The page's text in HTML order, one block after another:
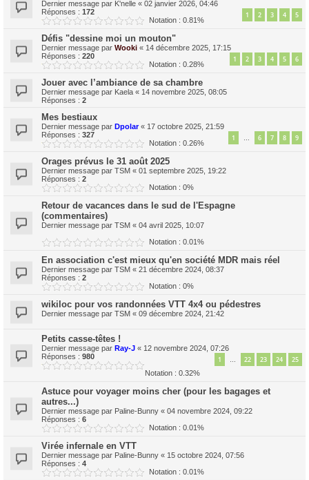
Dernier message par K'nelle « 02 janvier 2026, 04:46
Réponses : 172 1 2 3 4 5
Notation : 0.81%
Défis "dessine moi un mouton"
Dernier message par Wooki « 14 décembre 2025, 17:15
Réponses : 220 1 2 3 4 5 6
Notation : 0.28%
Jouer avec l’ambiance de sa chambre
Dernier message par Kaela « 14 novembre 2025, 08:05
Réponses : 2
Mes bestiaux
Dernier message par Dpolar« 17 octobre 2025, 21:59
Réponses : 327 1 … 6 7 8 9
Notation : 0.26%
Orages prévus le 31 août 2025
Dernier message par TSM « 01 septembre 2025, 19:22
Réponses : 2
Notation : 0%
Retour de vacances dans le sud de l'Espagne
(commentaires)
Dernier message par TSM « 04 avril 2025, 10:07
Notation : 0.01%
En association c'est mieux qu'en société MDR mais réel
Dernier message par TSM « 21 décembre 2024, 08:37
Réponses : 2
Notation : 0%
wikiloc pour vos randonnées VTT 4x4 ou pédestres
Dernier message par TSM « 09 décembre 2024, 21:42
Petits casse-têtes !
Dernier message par Ray-J « 12 novembre 2024, 07:26
Réponses : 980 1 … 22 23 24 25
Notation : 0.32%
Astuce pour voyager moins cher (pour les bagages et
autres...)
Dernier message par Paline-Bunny « 04 novembre 2024, 09:22
Réponses : 6
Notation : 0.01%
Virée infernale en VTT
Dernier message par Paline-Bunny « 15 octobre 2024, 07:56
Réponses : 4
Notation : 0.01%